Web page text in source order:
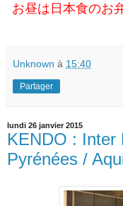
お昼は日本食のお
Unknown à 15:40
Partager
lundi 26 janvier 2015
KENDO : Inter
Pyrénées /